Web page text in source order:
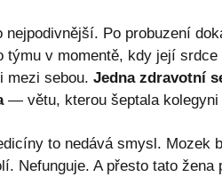
nejpodivnější. Po probuzení
týmu v momentě, kdy její
mezi sebou. Jedna zdravotní
— větu, kterou šeptala kolegyni
to nedává smysl.
Nefunguje. A přesto tato